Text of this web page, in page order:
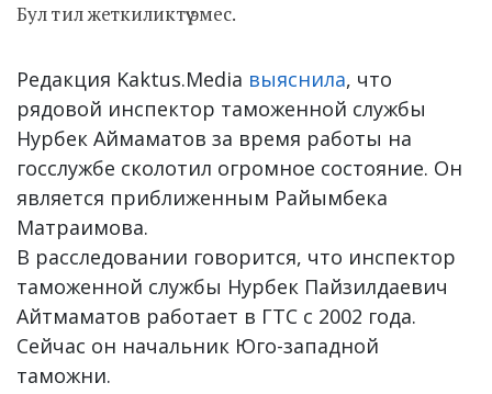
Бул тил жеткиликтүү эмес.
Редакция Kaktus.Media выяснила, что
рядовой инспектор таможенной службы
Нурбек Аймаматов за время работы на
госслужбе сколотил огромное состояние. Он
является приближенным Райымбека
Матраимова.
В расследовании говорится, что инспектор
таможенной службы Нурбек Пайзилдаевич
Айтмаматов работает в ГТС с 2002 года.
Сейчас он начальник Юго-западной
таможни.